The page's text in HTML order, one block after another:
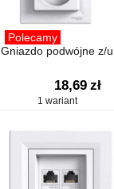
Polecamy
Gniazdo podwójne z/u
18,69 zł
1 wariant